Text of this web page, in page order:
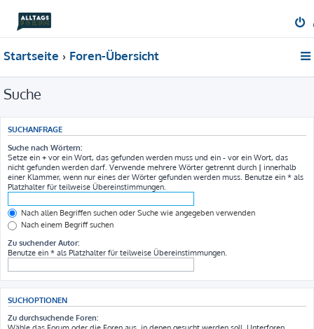
Startseite Foren-Übersicht
Suche
SUCHANFRAGE
Suche nach Wörtern:
Setze ein + vor ein Wort, das gefunden werden muss und ein - vor ein Wort, das
nicht gefunden werden darf. Verwende mehrere Wörter getrennt durch | innerhalb
einer Klammer, wenn nur eines der Wörter gefunden werden muss. Benutze ein * als
Platzhalter für teilweise Übereinstimmungen.
Nach allen Begriffen suchen oder Suche wie angegeben verwenden
Nach einem Begriff suchen
Zu suchender Autor:
Benutze ein * als Platzhalter für teilweise Übereinstimmungen.
SUCHOPTIONEN
Zu durchsuchende Foren: